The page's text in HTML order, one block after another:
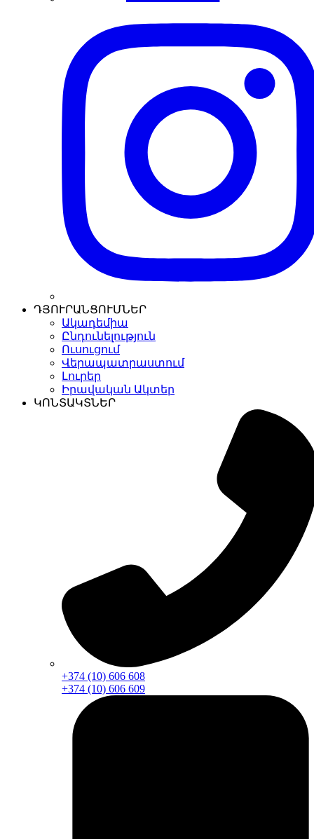
ԴՅՈՒՐԱՆՑՈՒՄՆԵՐ
Ակադեմիա
Ընդունելություն
Ուսուցում
Վերապատրաստում
Լուրեր
Իրավական Ակտեր
ԿՈՆՏԱԿՏՆԵՐ
+374 (10) 606 608
+374 (10) 606 609